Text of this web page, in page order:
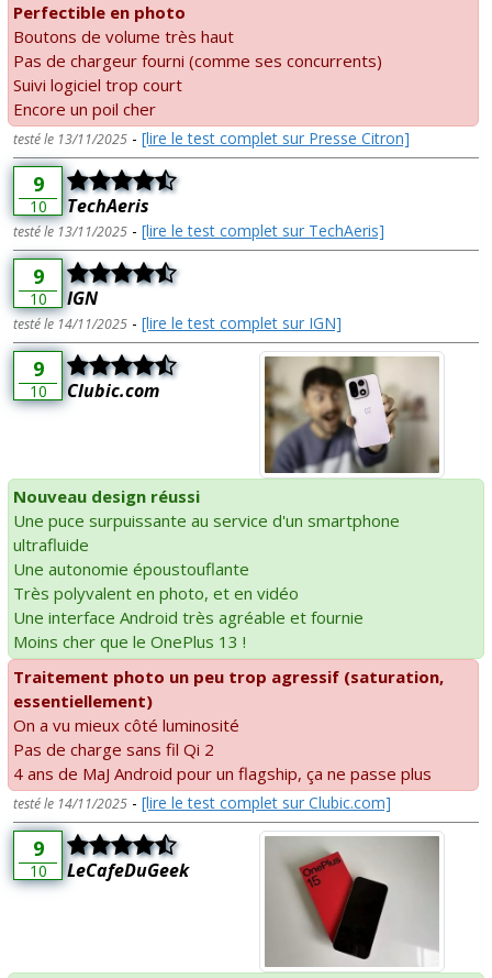
Perfectible en photo
Boutons de volume très haut
Pas de chargeur fourni (comme ses concurrents)
Suivi logiciel trop court
Encore un poil cher
testé le 13/11/2025 - [lire le test complet sur Presse Citron]
9
10 TechAeris
testé le 13/11/2025 - [lire le test complet sur TechAeris]
9
10 IGN
testé le 14/11/2025 - [lire le test complet sur IGN]
9
10 Clubic.com
Nouveau design réussi
Une puce surpuissante au service d'un smartphone
ultrafluide
Une autonomie époustouflante
Très polyvalent en photo, et en vidéo
Une interface Android très agréable et fournie
Moins cher que le OnePlus 13 !
Traitement photo un peu trop agressif (saturation,
essentiellement)
On a vu mieux côté luminosité
Pas de charge sans fil Qi 2
4 ans de MaJ Android pour un flagship, ça ne passe plus
testé le 14/11/2025 - [lire le test complet sur Clubic.com]
9
10 LeCafeDuGeek